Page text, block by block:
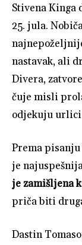
Stivena Kinga
25. jula.
nastavak, ali
Divera,
čuje misli
odjekuju urlici
Prema pisanju
je
je zamišljena
priča biti
Dastin